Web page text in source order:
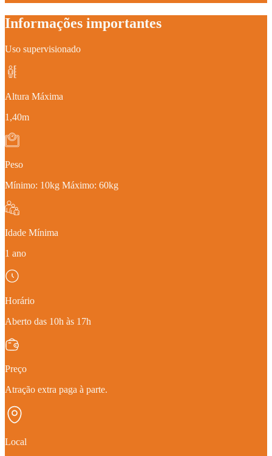
Informações importantes
Uso supervisionado
Altura Máxima
1,40m
Peso
Mínimo: 10kg Máximo: 60kg
Idade Mínima
1 ano
Horário
Aberto das 10h às 17h
Preço
Atração extra paga à parte.
Local